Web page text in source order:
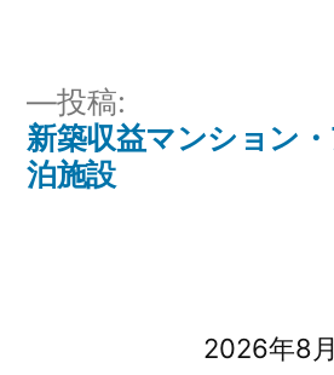
ズ
投
投稿:
新築収益マンション
泊施設
2026年8月